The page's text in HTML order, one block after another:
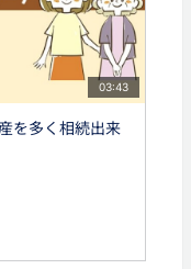
03:43
を多く相続出来